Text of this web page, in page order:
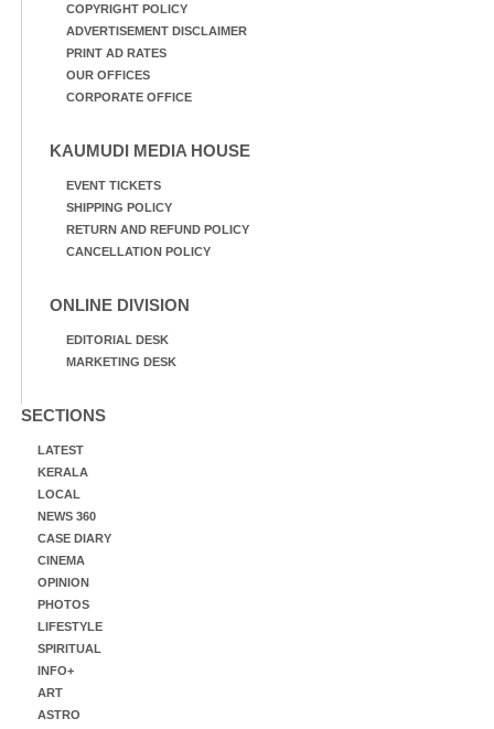
COPYRIGHT POLICY
ADVERTISEMENT DISCLAIMER
PRINT AD RATES
OUR OFFICES
CORPORATE OFFICE
KAUMUDI MEDIA HOUSE
EVENT TICKETS
SHIPPING POLICY
RETURN AND REFUND POLICY
CANCELLATION POLICY
ONLINE DIVISION
EDITORIAL DESK
MARKETING DESK
SECTIONS
LATEST
KERALA
LOCAL
NEWS 360
CASE DIARY
CINEMA
OPINION
PHOTOS
LIFESTYLE
SPIRITUAL
INFO+
ART
ASTRO